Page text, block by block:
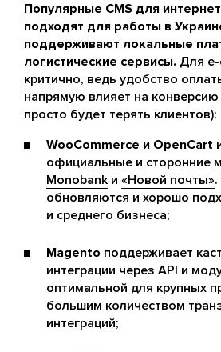
Популярные CMS для
подходят для работы в
поддерживают локальные
логистические сервисы. Для e-
критично, ведь удобство
напрямую влияет на конверсию
просто будет терять клиентов):
WooCommerce и OpenCart
официальные и сторонние
Monobank и «Новой почты»
обновляются и хорошо
и среднего бизнеса;
Magento поддерживает
интеграции через API и
оптимальной для крупных
большим количеством
интеграций;